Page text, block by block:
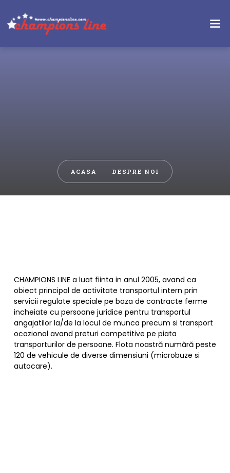
ACASA DESPRE NOI
CHAMPIONS LINE a luat fiinta in anul 2005, avand ca
obiect principal de activitate transportul intern prin
servicii regulate speciale pe baza de contracte ferme
incheiate cu persoane juridice pentru transportul
angajatilor la/de la locul de munca precum si transport
ocazional avand preturi competitive pe piata
transporturilor de persoane. Flota noastră numără peste
120 de vehicule de diverse dimensiuni (microbuze si
autocare).